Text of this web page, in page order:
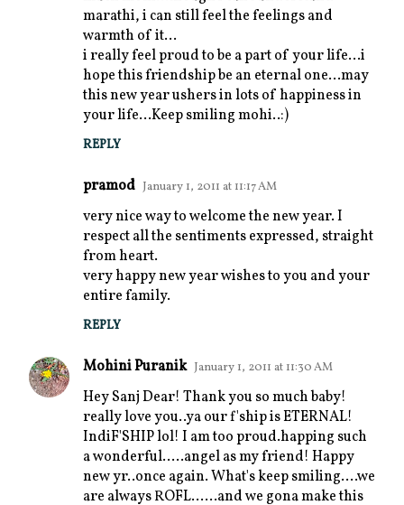
marathi, i can still feel the feelings and
warmth of it...
i really feel proud to be a part of your life...i
hope this friendship be an eternal one...may
this new year ushers in lots of happiness in
your life...Keep smiling mohi..:)
REPLY
pramod January 1, 2011 at 11:17 AM
very nice way to welcome the new year. I
respect all the sentiments expressed, straight
from heart.
very happy new year wishes to you and your
entire family.
REPLY
Mohini Puranik January 1, 2011 at 11:30 AM
Hey Sanj Dear! Thank you so much baby!
really love you..ya our f'ship is ETERNAL!
IndiF'SHIP lol! I am too proud.happing such
a wonderful.....angel as my friend! Happy
new yr..once again. What's keep smiling....we
are always ROFL......and we gona make this